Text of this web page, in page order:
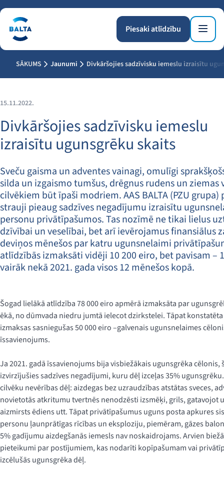
Piesaki atlīdzību
SĀKUMS Jaunumi Divkāršojies sadzīvisku iemeslu izraisītu
15.11.2022.
Divkāršojies sadzīvisku iemeslu
izraisītu ugunsgrēku skaits
Sveču gaisma un adventes vainagi, omulīgi
silda un izgaismo tumšus, drēgnus rudens un ziemas
cilvēkiem būt īpaši modriem. AAS BALTA (PZU
strauji pieaug sadzīves negadījumu izraisītu
personu privātīpašumos. Tas nozīmē ne tikai lielus
dzīvībai un veselībai, bet arī ievērojamus finansiālus
deviņos mēnešos par katru ugunsnelaimi
atlīdzībās izmaksāti vidēji 10 200 eiro, bet pavisam –
vairāk nekā 2021. gada visos 12 mēnešos kopā.
Šogad lielākā atlīdzība 78 000 eiro apmērā izmaksāta par
ēkā, no dūmvada niedru jumtā ielecot dzirkstelei. Tāpat
izmaksas sasniegušas 50 000 eiro –galvenais ugunsnelaimes
īssavienojums.
Ja 2021. gadā īssavienojums bija visbiežākais ugunsgrēka
izvirzījušies sadzīves negadījumi, kuru dēļ izceļas 35%
cilvēku nevērības dēļ: aizdegas bez uzraudzības atstātas sveces,
novietotās atkritumu tvertnēs nenodzēsti izsmēķi, grils, gatavojot
aizmirsts ēdiens utt. Tāpat privātīpašumus uguns posta apkures
personu ļaunprātīgas rīcības un eksploziju, piemēram, gāzes
5% gadījumu aizdegšanās iemesls nav noskaidrojams. Arvien
pieteikumi par postījumiem, kas nodarīti kopīpašumam vai
izcēlušās ugunsgrēka dēļ.